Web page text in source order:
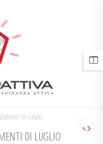
DI LUGLIO
DI LUGLIO